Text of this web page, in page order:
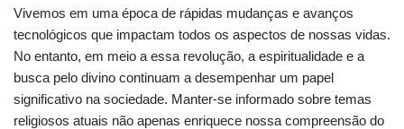
Vivemos em uma época de rápidas mudanças e avanços
tecnológicos que impactam todos os aspectos de nossas vidas.
No entanto, em meio a essa revolução, a espiritualidade e a
busca pelo divino continuam a desempenhar um papel
significativo na sociedade. Manter-se informado sobre temas
religiosos atuais não apenas enriquece nossa compreensão do